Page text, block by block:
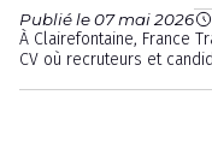
Publié le 07 mai 2026
À Clairefontaine, France
CV où recruteurs et